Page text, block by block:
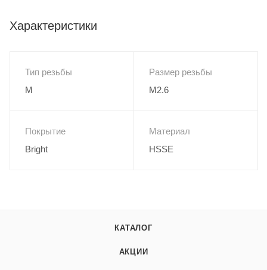
Характеристики
Тип резьбы
M
Размер резьбы
M2.6
Покрытие
Bright
Материал
HSSE
КАТАЛОГ
АКЦИИ